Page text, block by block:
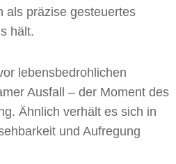
als präzise gesteuertes
hält.
lebensbedrohlichen
Ausfall – der Moment des
Ähnlich verhält es sich in
und Aufregung